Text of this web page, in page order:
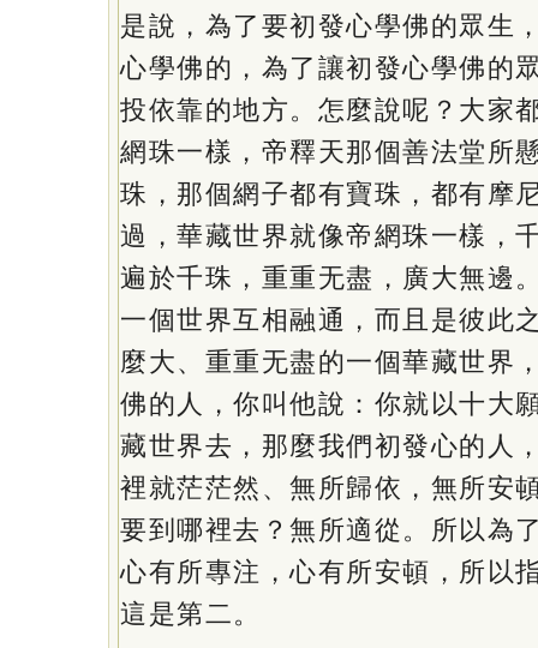
是說，為了要初發心學佛的眾生
心學佛的，為了讓初發心學佛的
投依靠的地方。怎麼說呢？大家
網珠一樣，帝釋天那個善法堂所
珠，那個網子都有寶珠，都有摩
過，華藏世界就像帝網珠一樣，
遍於千珠，重重无盡，廣大無邊
一個世界互相融通，而且是彼此
麼大、重重无盡的一個華藏世界
佛的人，你叫他說：你就以十大
藏世界去，那麼我們初發心的人
裡就茫茫然、無所歸依，無所安
要到哪裡去？無所適從。所以為
心有所專注，心有所安頓，所以
這是第二。